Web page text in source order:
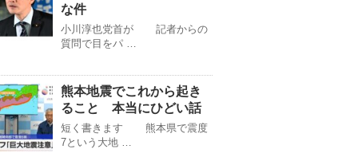
な件
小川淳也党首が 記者からの
質問で目をパ …
熊本地震でこれから起き
ること 本当にひどい話
短く書きます 熊本県で震度
7という大地 …